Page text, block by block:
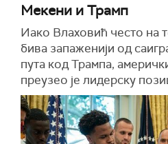
Мекени и Трамп
Иако Влаховић често на
бива запаженији од
пута код Трампа,
преузео је лидерску